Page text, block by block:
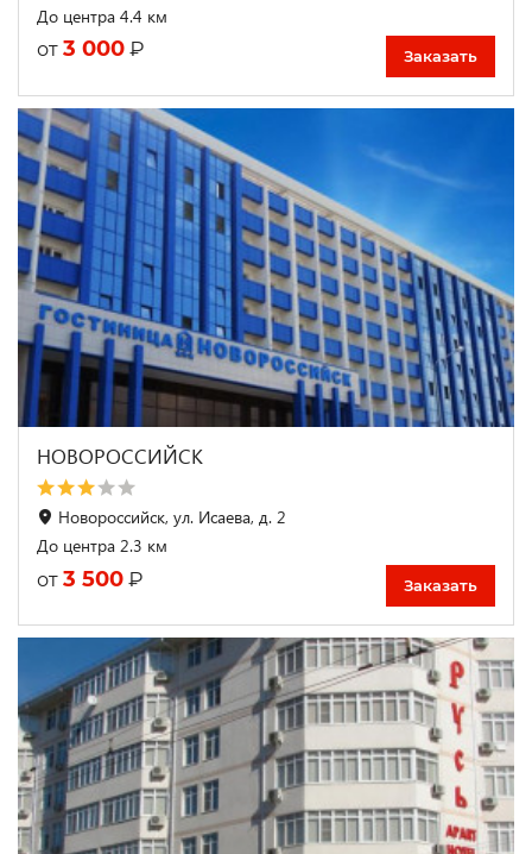
До центра 4.4 км
от 3 000 ₽ Заказать
НОВОРОССИЙСК
Новороссийск, ул. Исаева, д. 2
До центра 2.3 км
от 3 500 ₽ Заказать